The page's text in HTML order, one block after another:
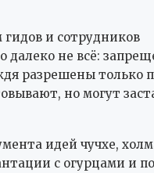
и сотрудников
далеко не всё:
разрешены только
но могут
идей чучхе,
с огурцами и